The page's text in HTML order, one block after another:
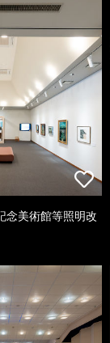
念美術館等照明改